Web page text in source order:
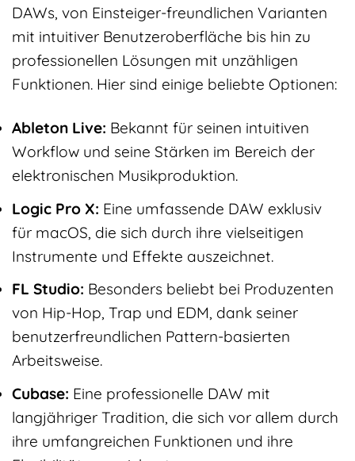
DAWs, von Einsteiger-freundlichen Varianten
mit intuitiver Benutzeroberfläche bis hin zu
professionellen Lösungen mit unzähligen
Funktionen. Hier sind einige beliebte Optionen:
Ableton Live: Bekannt für seinen intuitiven
Workflow und seine Stärken im Bereich der
elektronischen Musikproduktion.
Logic Pro X: Eine umfassende DAW exklusiv
für macOS, die sich durch ihre vielseitigen
Instrumente und Effekte auszeichnet.
FL Studio: Besonders beliebt bei Produzenten
von Hip-Hop, Trap und EDM, dank seiner
benutzerfreundlichen Pattern-basierten
Arbeitsweise.
Cubase: Eine professionelle DAW mit
langjähriger Tradition, die sich vor allem durch
ihre umfangreichen Funktionen und ihre